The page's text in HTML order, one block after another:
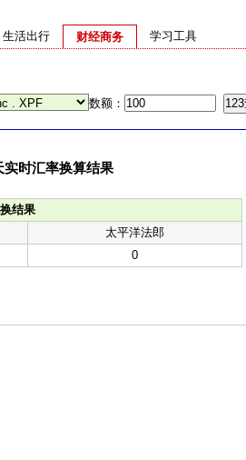
生活出行
财经商务
学习工具
数额：
时汇率换算结果
结果
太平洋法郎
0